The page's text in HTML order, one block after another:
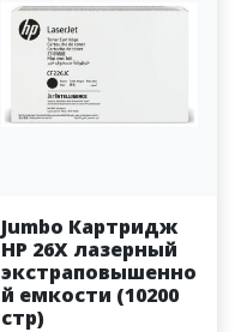
Jumbo Картридж
HP 26X лазерный
экстраповышенно
й емкости (10200
стр)